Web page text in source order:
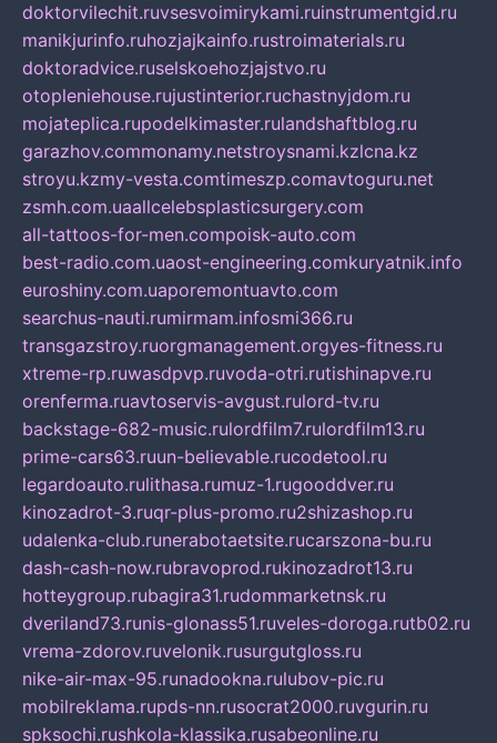
doktorvilechit.ruvsesvoimirykami.ruinstrumentgid.ru
manikjurinfo.ruhozjajkainfo.rustroimaterials.ru
doktoradvice.ruselskoehozjajstvo.ru
otopleniehouse.rujustinterior.ruchastnyjdom.ru
mojateplica.rupodelkimaster.rulandshaftblog.ru
garazhov.commonamy.netstroysnami.kzlcna.kz
stroyu.kzmy-vesta.comtimeszp.comavtoguru.net
zsmh.com.uaallcelebsplasticsurgery.com
all-tattoos-for-men.compoisk-auto.com
best-radio.com.uaost-engineering.comkuryatnik.info
euroshiny.com.uaporemontuavto.com
searchus-nauti.rumirmam.infosmi366.ru
transgazstroy.ruorgmanagement.orgyes-fitness.ru
xtreme-rp.ruwasdpvp.ruvoda-otri.rutishinapve.ru
orenferma.ruavtoservis-avgust.rulord-tv.ru
backstage-682-music.rulordfilm7.rulordfilm13.ru
prime-cars63.ruun-believable.rucodetool.ru
legardoauto.rulithasa.rumuz-1.rugooddver.ru
kinozadrot-3.ruqr-plus-promo.ru2shizashop.ru
udalenka-club.runerabotaetsite.rucarszona-bu.ru
dash-cash-now.rubravoprod.rukinozadrot13.ru
hotteygroup.rubagira31.rudommarketnsk.ru
dveriland73.runis-glonass51.ruveles-doroga.rutb02.ru
vrema-zdorov.ruvelonik.rusurgutgloss.ru
nike-air-max-95.runadookna.rulubov-pic.ru
mobilreklama.rupds-nn.rusocrat2000.ruvgurin.ru
spksochi.rushkola-klassika.rusabeonline.ru